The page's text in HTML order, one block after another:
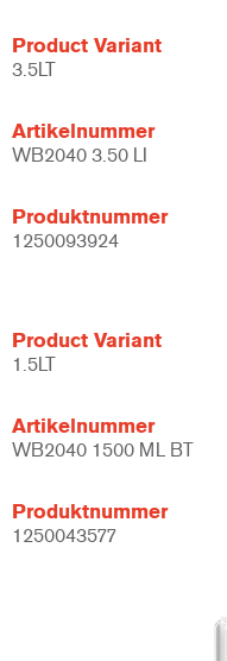
Product Variant
3.5LT
Artikelnummer
WB2040 3.50 LI
Produktnummer
1250093924
Product Variant
1.5LT
Artikelnummer
WB2040 1500 ML BT
Produktnummer
1250043577